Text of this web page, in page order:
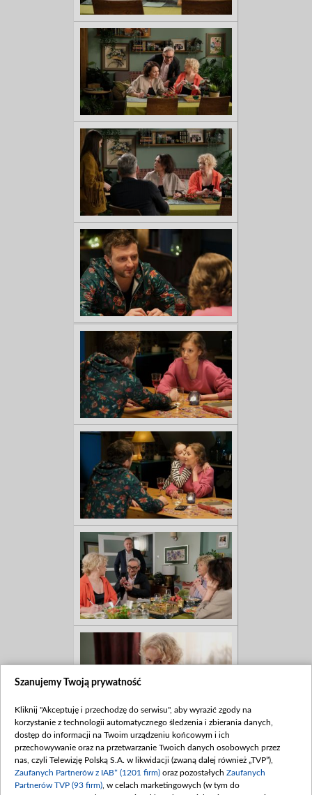
Szanujemy Twoją prywatność
Kliknij "Akceptuję i przechodzę do serwisu", aby wyrazić zgody na
korzystanie z technologii automatycznego śledzenia i zbierania danych,
dostęp do informacji na Twoim urządzeniu końcowym i ich
przechowywanie oraz na przetwarzanie Twoich danych osobowych przez
nas, czyli Telewizję Polską S.A. w likwidacji (zwaną dalej również „TVP”),
Zaufanych Partnerów z IAB* (1201 firm) oraz pozostałych Zaufanych
Partnerów TVP (93 firm) , w celach marketingowych (w tym do